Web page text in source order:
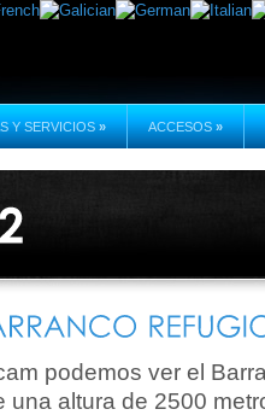
Y SERVICIOS » ACCESOS »
podemos ver el
una altura de 2500